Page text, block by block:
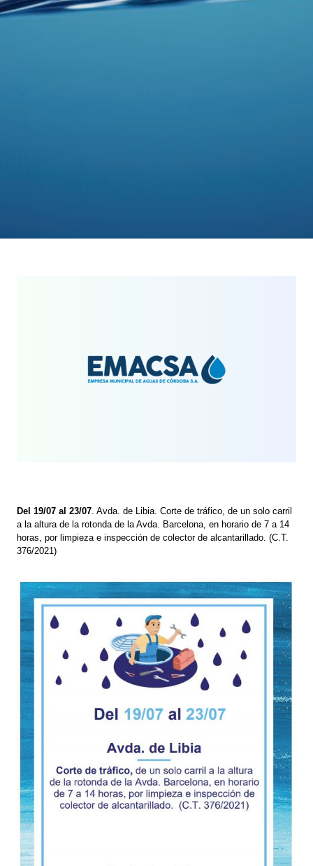
Del 19/07 al 23/07 . Avda. de Libia. Corte de tráfico, de un solo carril
a la altura de la rotonda de la Avda. Barcelona, en horario de 7 a 14
horas, por limpieza e inspección de colector de alcantarillado. (C.T.
376/2021)